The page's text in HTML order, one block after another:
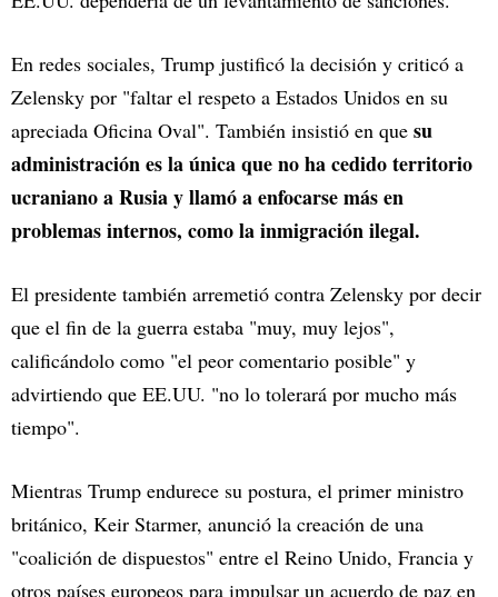
En redes sociales, Trump justificó la decisión y criticó a
Zelensky por "faltar el respeto a Estados Unidos en su
apreciada Oficina Oval". También insistió en que su
administración es la única que no ha cedido territorio
ucraniano a Rusia y llamó a enfocarse más en
problemas internos, como la inmigración ilegal.
El presidente también arremetió contra Zelensky por decir
que el fin de la guerra estaba "muy, muy lejos",
calificándolo como "el peor comentario posible" y
advirtiendo que EE.UU. "no lo tolerará por mucho más
tiempo".
Mientras Trump endurece su postura, el primer ministro
británico, Keir Starmer, anunció la creación de una
"coalición de dispuestos" entre el Reino Unido, Francia y
otros países europeos para impulsar un acuerdo de paz en